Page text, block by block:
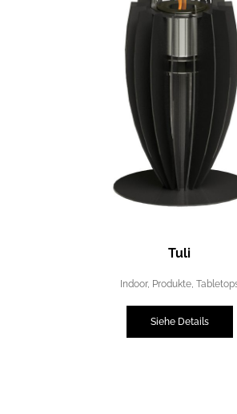
Tuli
Indoor, Produkte,
Siehe Details